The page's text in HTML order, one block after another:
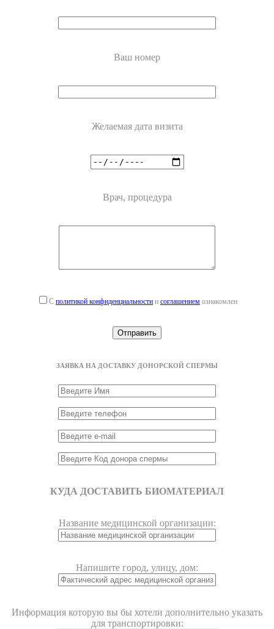
Ваш номер
Желаемая дата визита
Врач, процедура
С политикой конфиденциальности и соглашением ознакомлен
ЗАЯВКА НА ДОСТАВКУ ДОНОРСКОЙ СПЕРМЫ
КУДА ДОСТАВИТЬ БИОМАТЕРИАЛ
Название медицинской организации:
Напишите город, улицу, дом:
Информация которую вы бы хотели дополнительно указать
для транспортировки: